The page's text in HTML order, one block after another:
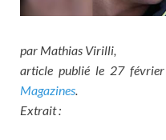
par Mathias Virilli,
article publié le 27
Magazines.
Extrait :